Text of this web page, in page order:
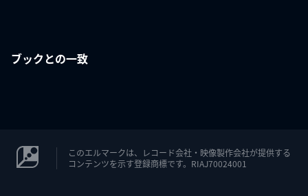
ブックとの一致
このエルマークは、レコード会社・映像製作会社が提供する
コンテンツを示す登録商標です。RIAJ70024001